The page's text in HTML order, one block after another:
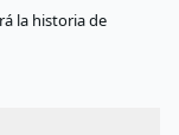
la historia de